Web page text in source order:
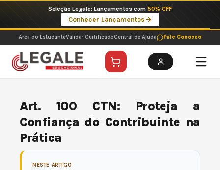
o
conteúdo
Imperdíveis no Pix: Pós Selecionadas a 199 reais no pix em parcela única
Ver ofertas
Área do EstudanteValidar CertificadoCentral de Ajuda Fale Conosco
Art. 100 CTN: Proteja a
Confiança do Contribuinte na
Prática
NESTE ARTIGO